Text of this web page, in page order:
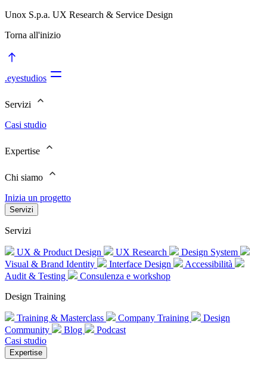
Unox S.p.a. UX Research & Service Design
Torna all'inizio
.eyestudios
Servizi
Casi studio
Expertise
Chi siamo
Inizia un progetto
Servizi
Servizi
UX & Product Design UX Research
Design System
Visual & Brand Identity
Interface Design
Accessibilità
Audit & Testing
Consulenza e workshop
Design Training
Training & Masterclass Company Training
Design
Community
Blog
Podcast
Casi studio
Expertise